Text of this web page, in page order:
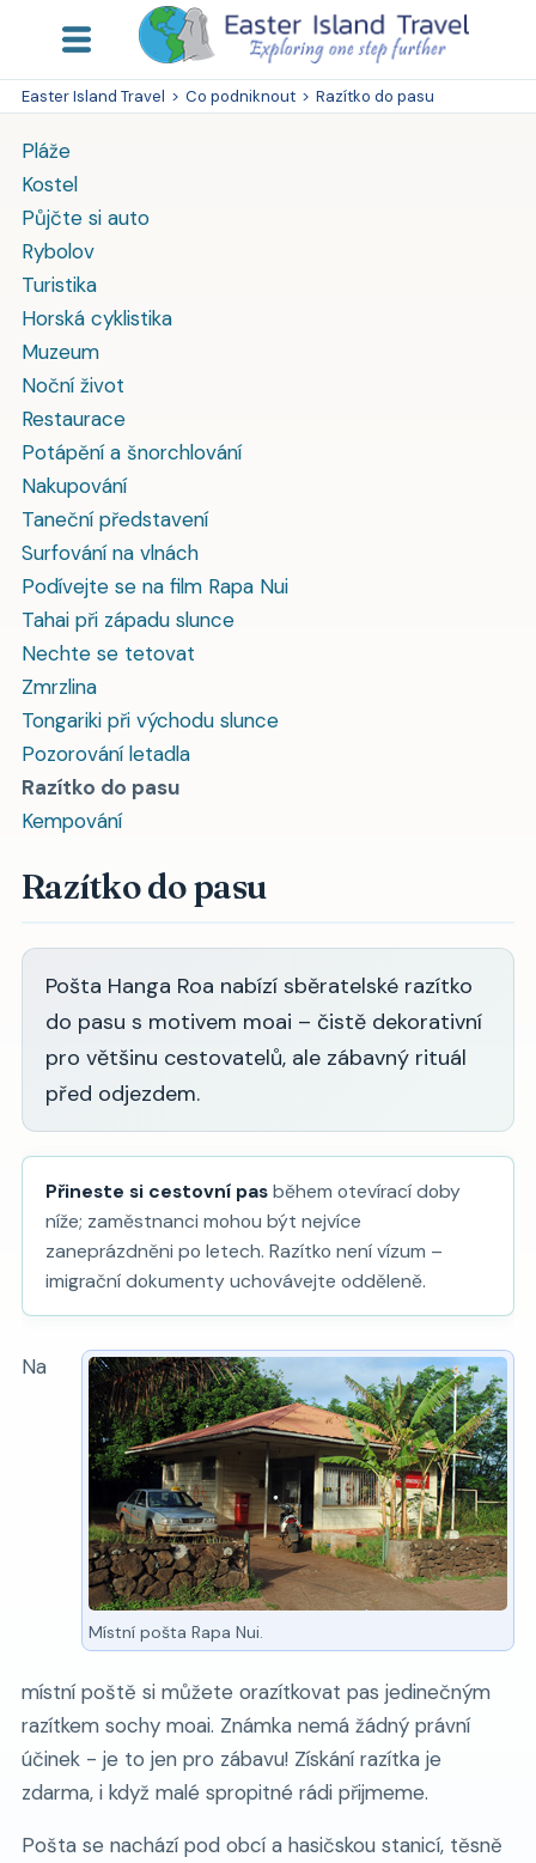
Easter Island Travel > Co podniknout > Razítko do pasu
Pláže
Kostel
Půjčte si auto
Rybolov
Turistika
Horská cyklistika
Muzeum
Noční život
Restaurace
Potápění a šnorchlování
Nakupování
Taneční představení
Surfování na vlnách
Podívejte se na film Rapa Nui
Tahai při západu slunce
Nechte se tetovat
Zmrzlina
Tongariki při východu slunce
Pozorování letadla
Razítko do pasu
Kempování
Razítko do pasu
Pošta Hanga Roa nabízí sběratelské razítko
do pasu s motivem moai – čistě dekorativní
pro většinu cestovatelů, ale zábavný rituál
před odjezdem.
Přineste si cestovní pasběhem otevírací doby
níže; zaměstnanci mohou být nejvíce
zaneprázdněni po letech. Razítko není vízum –
imigrační dokumenty uchovávejte odděleně.
Místní pošta Rapa Nui.
Na
místní poště si můžete orazítkovat pas jedinečným
razítkem sochy moai. Známka nemá žádný právní
účinek - je to jen pro zábavu! Získání razítka je
zdarma, i když malé spropitné rádi přijmeme.
Pošta se nachází pod obcí a hasičskou stanicí, těsně